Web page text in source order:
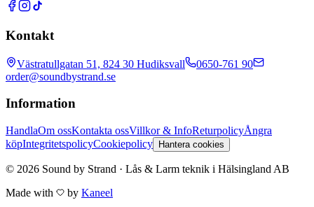
Kontakt
Västratullgatan 51, 824 30 Hudiksvall
0650-761 90
order@soundbystrand.se
Information
HandlaOm ossKontakta ossVillkor & InfoReturpolicyÅngra
köpIntegritetspolicyCookiepolicy Hantera cookies
© 2026 Sound by Strand · Lås & Larm teknik i Hälsingland AB
Made with
by Kaneel